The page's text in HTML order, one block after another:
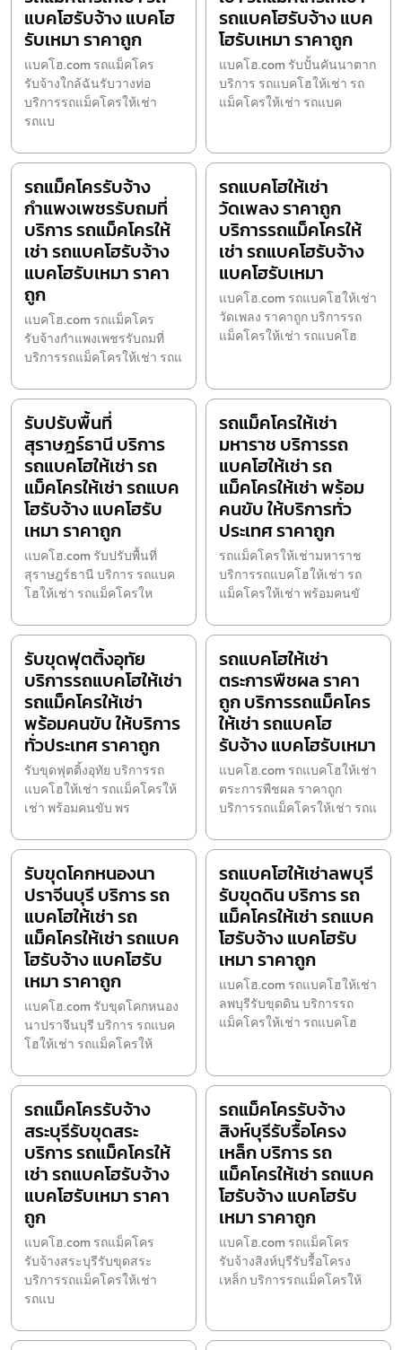
แบคโฮรับจ้าง แบคโฮ
รับเหมา ราคาถูก
แบคโฮ.com รถแม็คโคร
รับจ้างใกล้ฉันรับวางท่อ
บริการรถแม็คโครให้เช่า
รถแบ
รถแบคโฮรับจ้าง แบค
โฮรับเหมา ราคาถูก
แบคโฮ.com รับปั้นคันนาตาก
บริการ รถแบคโฮให้เช่า รถ
แม็คโครให้เช่า รถแบค
รถแม็คโครรับจ้าง
กำแพงเพชรรับถมที่
บริการ รถแม็คโครให้
เช่า รถแบคโฮรับจ้าง
แบคโฮรับเหมา ราคา
ถูก
แบคโฮ.com รถแม็คโคร
รับจ้างกำแพงเพชรรับถมที่
บริการรถแม็คโครให้เช่า รถแ
รถแบคโฮให้เช่า
วัดเพลง ราคาถูก
บริการรถแม็คโครให้
เช่า รถแบคโฮรับจ้าง
แบคโฮรับเหมา
แบคโฮ.com รถแบคโฮให้เช่า
วัดเพลง ราคาถูก บริการรถ
แม็คโครให้เช่า รถแบคโฮ
รับปรับพื้นที่
สุราษฎร์ธานี บริการ
รถแบคโฮให้เช่า รถ
แม็คโครให้เช่า รถแบค
โฮรับจ้าง แบคโฮรับ
เหมา ราคาถูก
แบคโฮ.com รับปรับพื้นที่
สุราษฎร์ธานี บริการ รถแบค
โฮให้เช่า รถแม็คโครให
รถแม็คโครให้เช่า
มหาราช บริการรถ
แบคโฮให้เช่า รถ
แม็คโครให้เช่า พร้อม
คนขับ ให้บริการทั่ว
ประเทศ ราคาถูก
รถแม็คโครให้เช่ามหาราช
บริการรถแบคโฮให้เช่า รถ
แม็คโครให้เช่า พร้อมคนขั
รับขุดฟุตติ้งอุทัย
บริการรถแบคโฮให้เช่า
รถแม็คโครให้เช่า
พร้อมคนขับ ให้บริการ
ทั่วประเทศ ราคาถูก
รับขุดฟุตติ้งอุทัย บริการรถ
แบคโฮให้เช่า รถแม็คโครให้
เช่า พร้อมคนขับ พร
รถแบคโฮให้เช่า
ตระการพืชผล ราคา
ถูก บริการรถแม็คโคร
ให้เช่า รถแบคโฮ
รับจ้าง แบคโฮรับเหมา
แบคโฮ.com รถแบคโฮให้เช่า
ตระการพืชผล ราคาถูก
บริการรถแม็คโครให้เช่า รถแ
รับขุดโคกหนองนา
ปราจีนบุรี บริการ รถ
แบคโฮให้เช่า รถ
แม็คโครให้เช่า รถแบค
โฮรับจ้าง แบคโฮรับ
เหมา ราคาถูก
แบคโฮ.com รับขุดโคกหนอง
นาปราจีนบุรี บริการ รถแบค
โฮให้เช่า รถแม็คโครให้
รถแบคโฮให้เช่าลพบุรี
รับขุดดิน บริการ รถ
แม็คโครให้เช่า รถแบค
โฮรับจ้าง แบคโฮรับ
เหมา ราคาถูก
แบคโฮ.com รถแบคโฮให้เช่า
ลพบุรีรับขุดดิน บริการรถ
แม็คโครให้เช่า รถแบคโฮ
รถแม็คโครรับจ้าง
สระบุรีรับขุดสระ
บริการ รถแม็คโครให้
เช่า รถแบคโฮรับจ้าง
แบคโฮรับเหมา ราคา
ถูก
แบคโฮ.com รถแม็คโคร
รับจ้างสระบุรีรับขุดสระ
บริการรถแม็คโครให้เช่า
รถแบ
รถแม็คโครรับจ้าง
สิงห์บุรีรับรื้อโครง
เหล็ก บริการ รถ
แม็คโครให้เช่า รถแบค
โฮรับจ้าง แบคโฮรับ
เหมา ราคาถูก
แบคโฮ.com รถแม็คโคร
รับจ้างสิงห์บุรีรับรื้อโครง
เหล็ก บริการรถแม็คโครให้